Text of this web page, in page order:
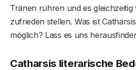
Tränen rühren und es gleichzeitig
zufrieden stellen. Was ist
möglich? Lass es uns
Catharsis literarische